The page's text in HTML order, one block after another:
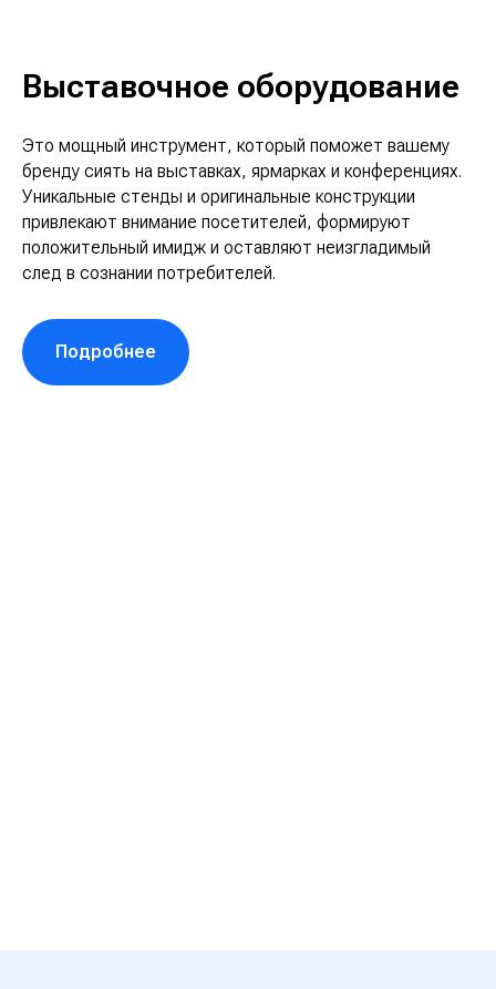
Выставочное оборудование
Это мощный инструмент, который поможет вашему
бренду сиять на выставках, ярмарках и конференциях.
Уникальные стенды и оригинальные конструкции
привлекают внимание посетителей, формируют
положительный имидж и оставляют неизгладимый
след в сознании потребителей.
Подробнее